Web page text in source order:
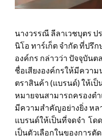
นางวรรณี ลีลาเวชบุตร
นิโอ ทาร์เก็ต จำกัด ที่ป
องค์กร กล่าวว่า ปัจจุบัน
ชื่อเสียงองค์กรให้มีความ
ตราสินค้า (แบรนด์) ให้เ
หมายจนสามารถครองต
มีความสำคัญอย่างยิ่ง หล
แบรนด์ให้เป็นที่จดจำ โด
เป็นตัวเลือกในของการตั